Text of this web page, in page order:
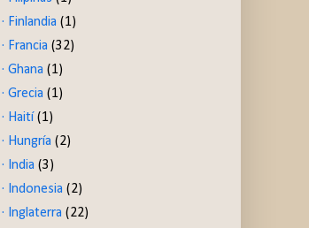
· Finlandia (1)
· Francia (32)
· Ghana (1)
· Grecia (1)
· Haití (1)
· Hungría (2)
· India (3)
· Indonesia (2)
· Inglaterra (22)